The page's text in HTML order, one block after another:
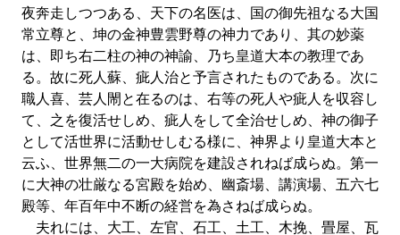
夜奔走しつつある、天下の名医は、国の御先祖なる大国
常立尊と、坤の金神豊雲野尊の神力であり、其の妙薬
は、即ち右二柱の神の神諭、乃ち皇道大本の教理であ
る。故に死人蘇、疵人治と予言されたものである。次に
職人喜、芸人閙と在るのは、右等の死人や疵人を収容し
て、之を復活せしめ、疵人をして全治せしめ、神の御子
として活世界に活動せしむる様に、神界より皇道大本と
云ふ、世界無二の一大病院を建設されねば成らぬ。第一
に大神の壮厳なる宮殿を始め、幽斎場、講演場、五六七
殿等、年百年中不断の経営を為さねば成らぬ。
夫れには、大工、左官、石工、土工、木挽、畳屋、瓦